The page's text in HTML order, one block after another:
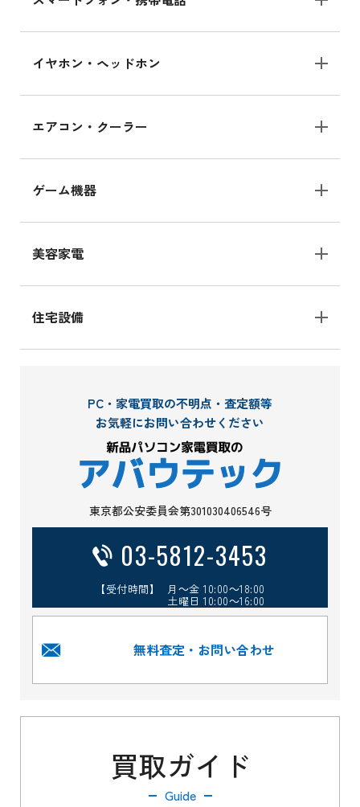
イヤホン・ヘッドホン
エアコン・クーラー
ゲーム機器
美容家電
住宅設備
PC・家電買取の不明点・査定額等
お気軽にお問い合わせください
東京都公安委員会第301030406546号
03-5812-3453
【受付時間】 月～金 10:00～18:00
土曜日 10:00～16:00
無料査定・お問い合わせ
買取ガイド
Guide